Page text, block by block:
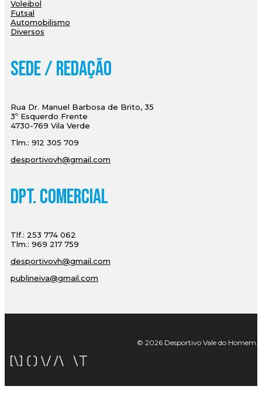
Voleibol
Futsal
Automobilismo
Diversos
Sede / Redação
Rua Dr. Manuel Barbosa de Brito, 35
3º Esquerdo Frente
4730-769 Vila Verde
Tlm.: 912 305 709
desportivovh@gmail.com
Dpt. Comercial
Tlf.: 253 774 062
Tlm.: 969 217 759
desportivovh@gmail.com
publineiva@gmail.com
© 2026 Desportivo Vale do Homem.